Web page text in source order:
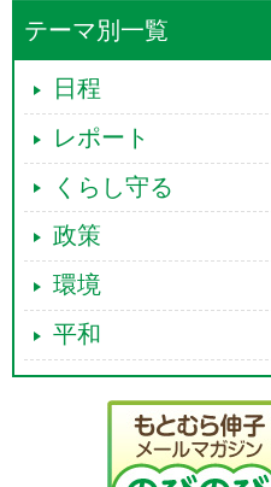
テーマ別一覧
日程
レポート
くらし守る
政策
環境
平和